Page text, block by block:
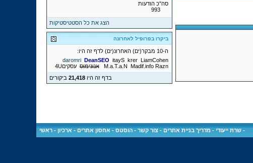
סה"כ הודעות
993
הצג את כל הסטטיסטיקות
ביקרו בפרופיל לאחרונה
ה-10 מבקר(ים) האחרונ(ים) לדף זה היו:
daromri DeanSEO itayS krer LiamCohen
M.a.T.a.N Madif.info Razn אנונימוס עסקים4U
בדף זה היו21,418 ביקורים
- שרת ייעודי - מדריך בניית אתרים - צור קשר - הוסטס - אחסון אתרים - ארכיון - ראשי